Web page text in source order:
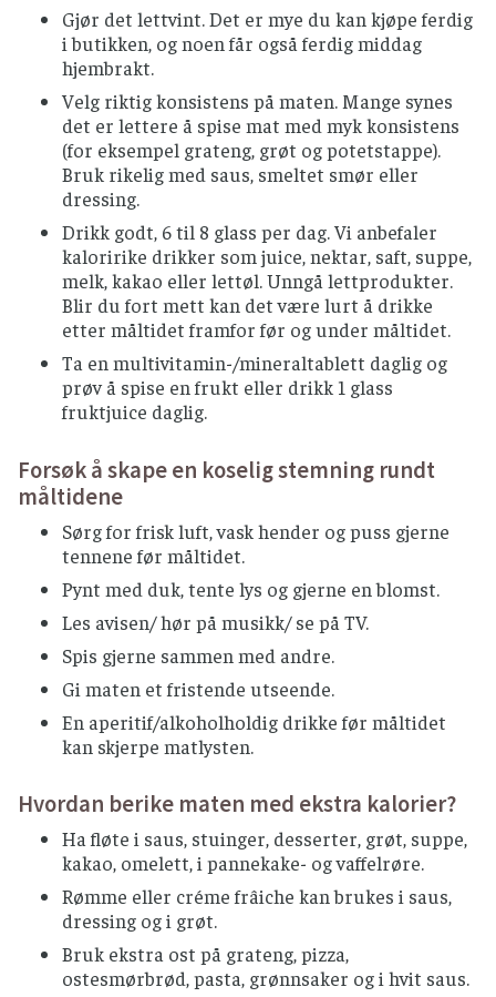
Gjør det lettvint. Det er mye du kan kjøpe ferdig
i butikken, og noen får også ferdig middag
hjembrakt.
Velg riktig konsistens på maten. Mange synes
det er lettere å spise mat med myk konsistens
(for eksempel grateng, grøt og potetstappe).
Bruk rikelig med saus, smeltet smør eller
dressing.
Drikk godt, 6 til 8 glass per dag. Vi anbefaler
kaloririke drikker som juice, nektar, saft, suppe,
melk, kakao eller lettøl. Unngå lettprodukter.
Blir du fort mett kan det være lurt å drikke
etter måltidet framfor før og under måltidet.
Ta en multivitamin-/mineraltablett daglig og
prøv å spise en frukt eller drikk 1 glass
fruktjuice daglig.
Forsøk å skape en koselig stemning rundt
måltidene
Sørg for frisk luft, vask hender og puss gjerne
tennene før måltidet.
Pynt med duk, tente lys og gjerne en blomst.
Les avisen/ hør på musikk/ se på TV.
Spis gjerne sammen med andre.
Gi maten et fristende utseende.
En aperitif/alkoholholdig drikke før måltidet
kan skjerpe matlysten.
Hvordan berike maten med ekstra kalorier?
Ha fløte i saus, stuinger, desserter, grøt, suppe,
kakao, omelett, i pannekake- og vaffelrøre.
Rømme eller créme frâiche kan brukes i saus,
dressing og i grøt.
Bruk ekstra ost på grateng, pizza,
ostesmørbrød, pasta, grønnsaker og i hvit saus.